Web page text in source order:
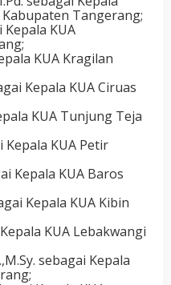
Tangerang;
Kepala KUA
KUA Kragilan
Kepala KUA Ciruas
KUA Tunjung Teja
Kepala KUA Petir
Kepala KUA Baros
Kepala KUA Kibin
KUA Lebakwangi
sebagai Kepala